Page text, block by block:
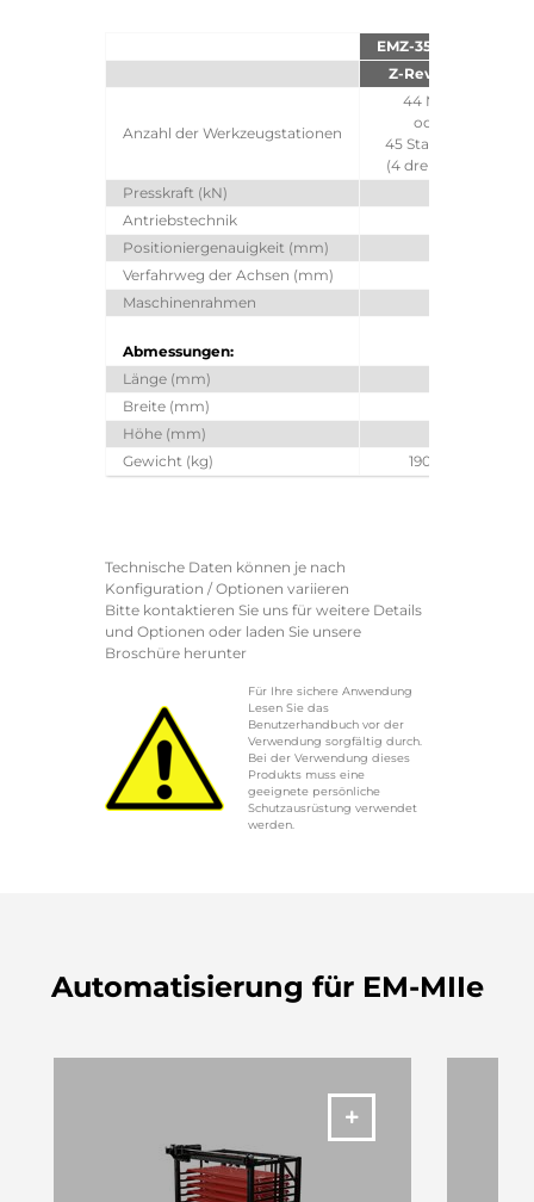
EMZ-3510 MIIe
Z-Revolver
Anzahl der Werkzeugstationen
44 MPT
oder
45 Stationen
(4 drehbare)
Presskraft (kN)
Antriebstechnik
Positioniergenauigkeit (mm)
Verfahrweg der Achsen (mm)
Maschinenrahmen
Abmessungen:
Länge (mm)
Breite (mm)
Höhe (mm)
Gewicht (kg)
19000
Technische Daten können je nach
Konfiguration / Optionen variieren
Bitte kontaktieren Sie uns für weitere Details
und Optionen oder laden Sie unsere
Broschüre herunter
Für Ihre sichere Anwendung
Lesen Sie das
Benutzerhandbuch vor der
Verwendung sorgfältig durch.
Bei der Verwendung dieses
Produkts muss eine
geeignete persönliche
Schutzausrüstung verwendet
werden.
Automatisierung für EM-MIIe